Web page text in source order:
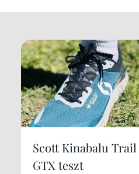
Scott Kinabalu Trail
GTX teszt